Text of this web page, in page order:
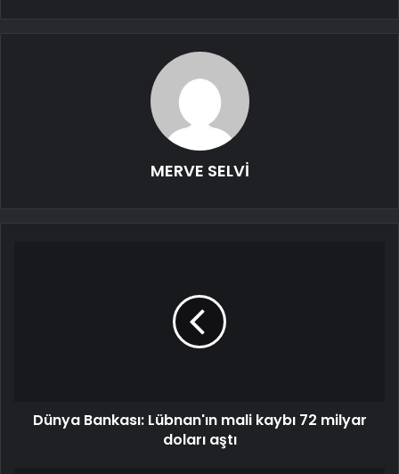
MERVE SELVİ
Dünya Bankası: Lübnan'ın mali kaybı 72 milyar
doları aştı